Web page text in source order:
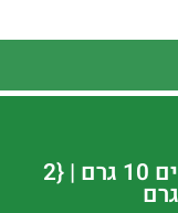
קינג ג’ל | פתיון להדברת תיקנים 10 גרם | {2